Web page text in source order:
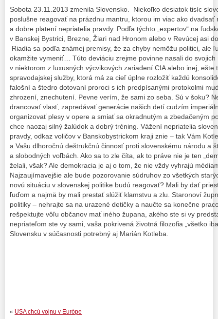
Sobota 23.11.2013 zmenila Slovensko. Niekoľko desiatok tisíc
poslušne reagovať na prázdnu mantru, ktorou im viac ako dvadsať
a dobre platení nepriatelia pravdy. Podľa týchto „expertov“ na
v Banskej Bystrici, Brezne, Žiari nad Hronom alebo v Revúcej asi
Riadia sa podľa známej premisy, že za chyby nemôžu politici, ale
okamžite vymeniť… Túto deviáciu zrejme povinne nasali do svojich
v niektorom z luxusných výcvikových zariadení CIA alebo inej, ešte
spravodajskej služby, ktorá má za cieľ úplne rozložiť každú
falošní a štedro dotovaní proroci s ich predpísanými protokolmi
zhrození, znechutení. Pevne verím, že sami zo seba. Sú v šoku?
drancovať vlasť, zapredávať generácie našich detí cudzím
organizovať plesy v opere a smiať sa okradnutým a zbedačeným
chce naozaj silný žalúdok a dobrý tréning. Vážení nepriatelia
pravdy, odkaz voličov v Banskobystrickom kraji znie – tak Vám
a Vašu dlhoročnú deštrukčnú činnosť proti slovenskému národu a
a slobodných voľbách. Ako sa to zle číta, ak to práve nie je ten
želali, však? Ale demokracia je aj o tom, že nie vždy vyhrajú
Najzaujímavejšie ale bude pozorovanie súdruhov zo všetkých
novú situáciu v slovenskej politike budú reagovať? Mali by dať
ľuďom a najmä by mali prestať slúžiť klamstvu a zlu. Staronoví
politiky – nehrajte sa na urazené detičky a naučte sa konečne
rešpektujte vôľu občanov mať iného župana, akého ste si vy
nepriateľom ste vy sami, vaša pokrivená životná filozofia „všetko
Slovensku v súčasnosti potrebný aj Marián Kotleba.
« USA chcú vojnu v Európe